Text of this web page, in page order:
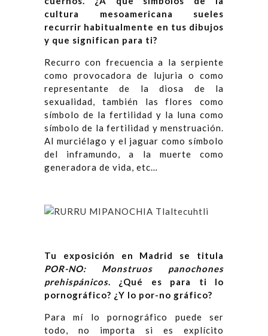
cultura mesoamericana sueles
recurrir habitualmente en tus dibujos
y que significan para ti?
Recurro con frecuencia a la serpiente
como provocadora de lujuria o como
representante de la diosa de la
sexualidad, también las flores como
símbolo de la fertilidad y la luna como
símbolo de la fertilidad y menstruación.
Al murciélago y el jaguar como símbolo
del inframundo, a la muerte como
generadora de vida, etc…
Tu exposición en Madrid se titula
POR-NO: Monstruos panochones
prehispánicos. ¿Qué es para ti lo
pornográfico? ¿Y lo por-no gráfico?
Para mí lo pornográfico puede ser
todo, no importa si es explícito